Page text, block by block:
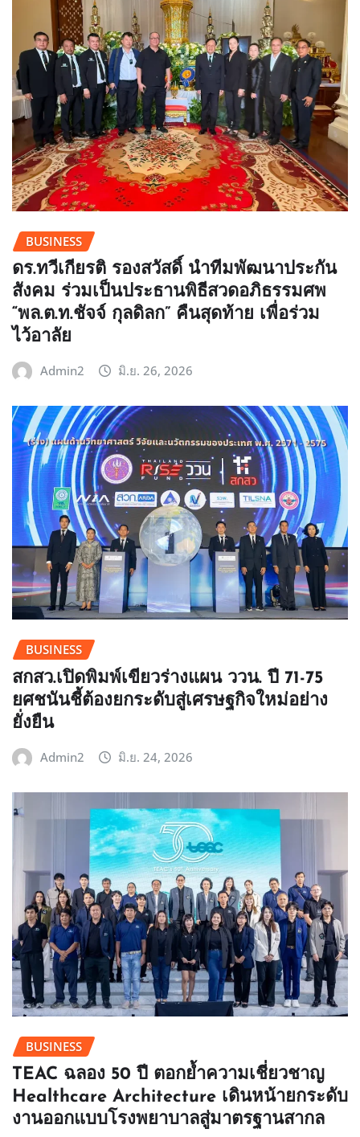
BUSINESS
ดร.ทวีเกียรติ รองสวัสดิ์ นำทีมพัฒนาประกัน
สังคม ร่วมเป็นประธานพิธีสวดอภิธรรมศพ
“พล.ต.ท.ชัจจ์ กุลดิลก” คืนสุดท้าย เพื่อร่วม
ไว้อาลัย
Admin2 มิ.ย. 26, 2026
BUSINESS
สกสว.เปิดพิมพ์เขียวร่างแผน ววน. ปี 71-75
ยศชนันชี้ต้องยกระดับสู่เศรษฐกิจใหม่อย่าง
ยั่งยืน
Admin2 มิ.ย. 24, 2026
BUSINESS
TEAC ฉลอง 50 ปี ตอกย้ำความเชี่ยวชาญ
Healthcare Architecture เดินหน้ายกระดับ
งานออกแบบโรงพยาบาลสู่มาตรฐานสากล